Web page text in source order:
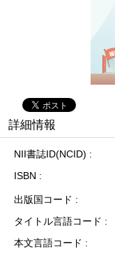
詳細情報
NII書誌ID(NCID)
ISBN
出版国コード
タイトル言語コード
本文言語コード